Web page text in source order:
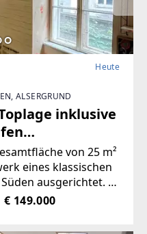
Heute
ALSERGRUND
inklusive
von 25 m²
eines klassischen
ausgerichtet. Si
einer Küche, eine
Wohn/Schlafzimmer.
€ 149.000